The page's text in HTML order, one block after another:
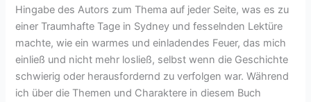
Hingabe des Autors zum Thema auf jeder Seite, was es zu
einer Traumhafte Tage in Sydney und fesselnden Lektüre
machte, wie ein warmes und einladendes Feuer, das mich
einließ und nicht mehr losließ, selbst wenn die Geschichte
schwierig oder herausfordernd zu verfolgen war. Während
ich über die Themen und Charaktere in diesem Buch